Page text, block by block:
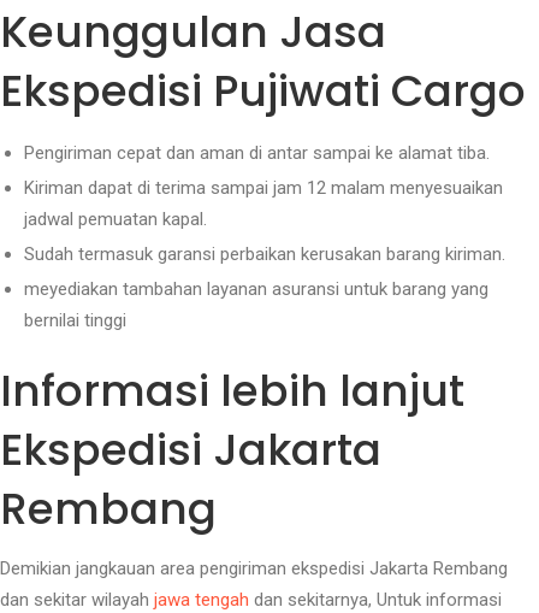
Keunggulan Jasa
Ekspedisi Pujiwati Cargo
Pengiriman cepat dan aman di antar sampai ke alamat tiba.
Kiriman dapat di terima sampai jam 12 malam menyesuaikan
jadwal pemuatan kapal.
Sudah termasuk garansi perbaikan kerusakan barang kiriman.
meyediakan tambahan layanan asuransi untuk barang yang
bernilai tinggi
Informasi lebih lanjut
Ekspedisi Jakarta
Rembang
Demikian jangkauan area pengiriman ekspedisi Jakarta Rembang
dan sekitar wilayah jawa tengah dan sekitarnya, Untuk informasi